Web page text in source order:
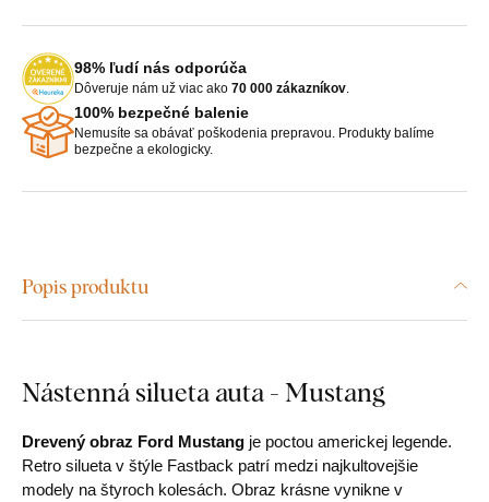
98% ľudí nás odporúča
Dôveruje nám už viac ako 70 000 zákazníkov.
100% bezpečné balenie
Nemusíte sa obávať poškodenia prepravou. Produkty balíme
bezpečne a ekologicky.
Popis produktu
Nástenná silueta auta - Mustang
Drevený obraz Ford Mustang je poctou americkej legende.
Retro silueta v štýle Fastback patrí medzi najkultovejšie
modely na štyroch kolesách. Obraz krásne vynikne v